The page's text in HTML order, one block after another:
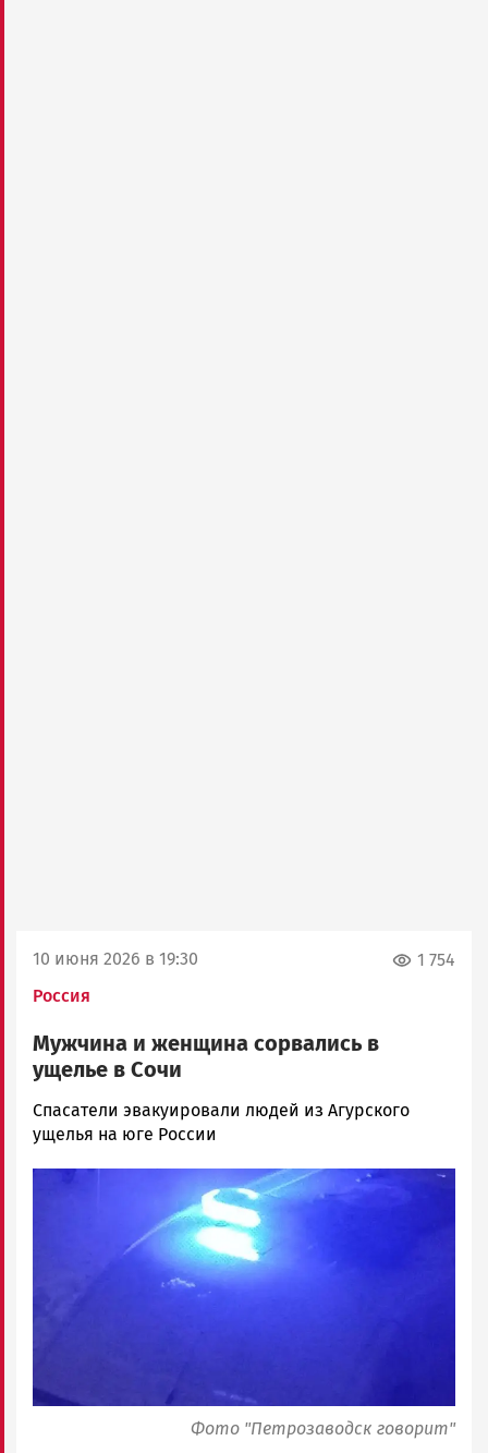
10 июня 2026 в 19:30
Россия
1 754
Мужчина и женщина сорвались в
ущелье в Сочи
Юрий
Каулио
ГОВОРИТ
Спасатели эвакуировали людей из Агурского
ущелья на юге России
Image
Фото "Петрозаводск говорит"